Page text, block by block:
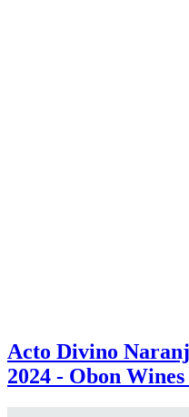
Acto Divino
2024 - Obon